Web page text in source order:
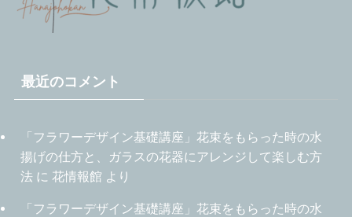
最近のコメント
「フラワーデザイン基礎講座」花束をもらった時の水
揚げの仕方と、ガラスの花器にアレンジして楽しむ方
法に 花情報館 より
「フラワーデザイン基礎講座」花束をもらった時の水